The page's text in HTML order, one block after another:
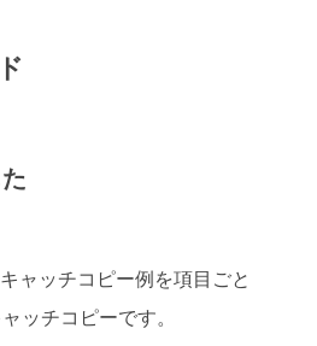
ャッチコピー例を項目ごと
ッチコピーです。